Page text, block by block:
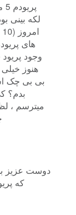
لکه بینی
وجود
هنوز
بی بی چک
بدم؟
میترسم ،
دوست عزيز
كه